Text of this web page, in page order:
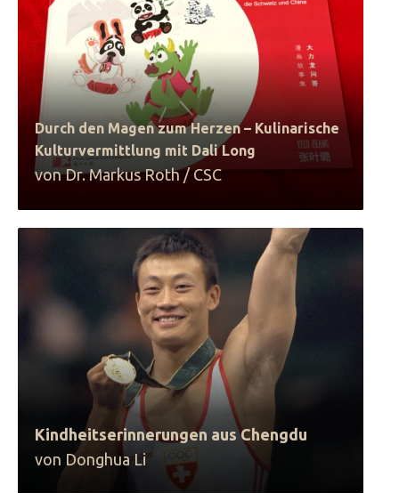
Durch den Magen zum Herzen – Kulinarische
Kulturvermittlung mit Dali Long
von Dr. Markus Roth / CSC
Kindheitserinnerungen aus Chengdu
von Donghua Li